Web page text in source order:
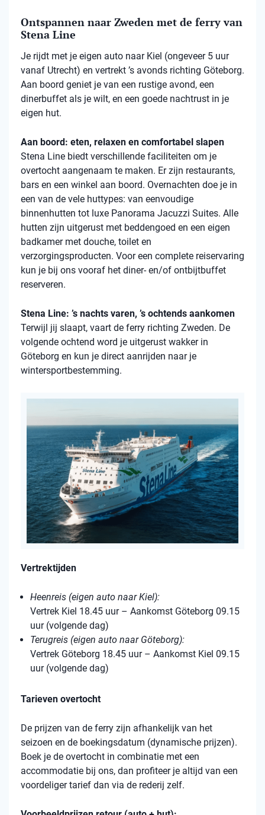
Ontspannen naar Zweden met de ferry van
Stena Line
Je rijdt met je eigen auto naar Kiel (ongeveer 5 uur
vanaf Utrecht) en vertrekt ’s avonds richting Göteborg.
Aan boord geniet je van een rustige avond, een
dinerbuffet als je wilt, en een goede nachtrust in je
eigen hut.
Aan boord: eten, relaxen en comfortabel slapen
Stena Line biedt verschillende faciliteiten om je
overtocht aangenaam te maken. Er zijn restaurants,
bars en een winkel aan boord. Overnachten doe je in
een van de vele huttypes: van eenvoudige
binnenhutten tot luxe Panorama Jacuzzi Suites. Alle
hutten zijn uitgerust met beddengoed en een eigen
badkamer met douche, toilet en
verzorgingsproducten. Voor een complete reiservaring
kun je bij ons vooraf het diner- en/of ontbijtbuffet
reserveren.
Stena Line: ’s nachts varen, ’s ochtends aankomen
Terwijl jij slaapt, vaart de ferry richting Zweden. De
volgende ochtend word je uitgerust wakker in
Göteborg en kun je direct aanrijden naar je
wintersportbestemming.
Vertrektijden
Heenreis (eigen auto naar Kiel):
Vertrek Kiel 18.45 uur – Aankomst Göteborg 09.15
uur (volgende dag)
Terugreis (eigen auto naar Göteborg):
Vertrek Göteborg 18.45 uur – Aankomst Kiel 09.15
uur (volgende dag)
Tarieven overtocht
De prijzen van de ferry zijn afhankelijk van het
seizoen en de boekingsdatum (dynamische prijzen).
Boek je de overtocht in combinatie met een
accommodatie bij ons, dan profiteer je altijd van een
voordeliger tarief dan via de rederij zelf.